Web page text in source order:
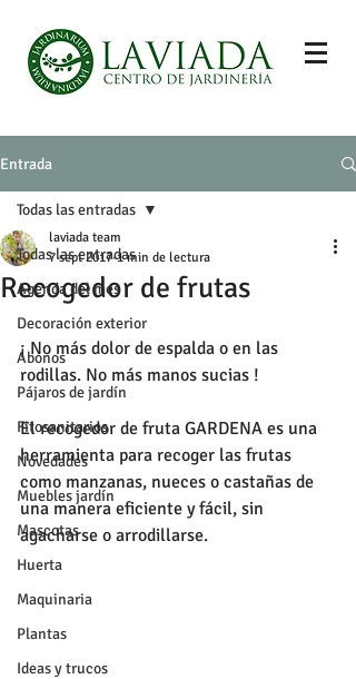
Entrada
Todas las entradas
Agenda del mes
Decoración exterior
Abonos
Pájaros de jardín
Fitosanitarios
Novedades
Muebles jardín
Mascotas
Huerta
Maquinaria
Plantas
Ideas y trucos
Todas las entradas
Recogedor de frutas
laviada team
7 sept 2017 1 min de lectura
¡ No más dolor de espalda o en las
rodillas. No más manos sucias !
El recogedor de fruta GARDENA es una
herramienta para recoger las frutas
como manzanas, nueces o castañas de
una manera eficiente y fácil, sin
agacharse o arrodillarse.